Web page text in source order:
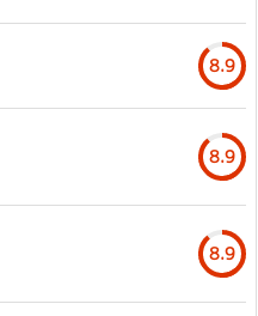
8.9
8.9
8.9